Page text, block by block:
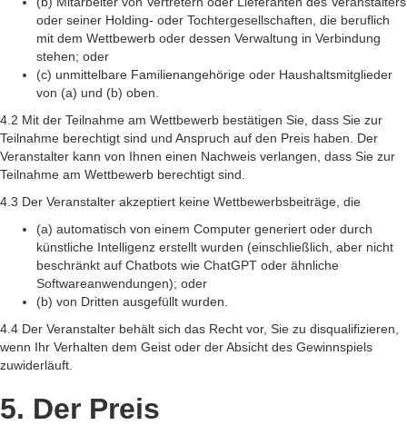
oder seiner Holding- oder Tochtergesellschaften, die beruflich
mit dem Wettbewerb oder dessen Verwaltung in Verbindung
stehen; oder
(c) unmittelbare Familienangehörige oder Haushaltsmitglieder
von (a) und (b) oben.
4.2 Mit der Teilnahme am Wettbewerb bestätigen Sie, dass Sie zur
Teilnahme berechtigt sind und Anspruch auf den Preis haben. Der
Veranstalter kann von Ihnen einen Nachweis verlangen, dass Sie zur
Teilnahme am Wettbewerb berechtigt sind.
4.3 Der Veranstalter akzeptiert keine Wettbewerbsbeiträge, die
(a) automatisch von einem Computer generiert oder durch
künstliche Intelligenz erstellt wurden (einschließlich, aber nicht
beschränkt auf Chatbots wie ChatGPT oder ähnliche
Softwareanwendungen); oder
(b) von Dritten ausgefüllt wurden.
4.4 Der Veranstalter behält sich das Recht vor, Sie zu disqualifizieren,
wenn Ihr Verhalten dem Geist oder der Absicht des Gewinnspiels
zuwiderläuft.
5. Der Preis